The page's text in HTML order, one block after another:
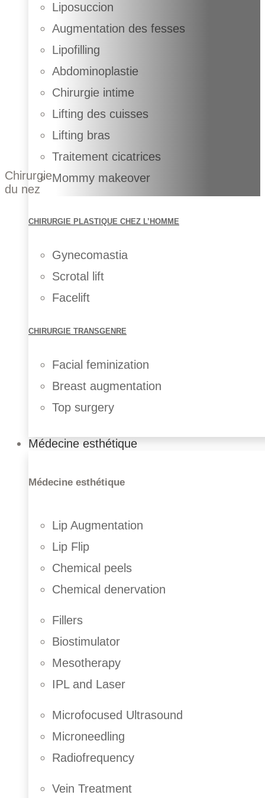
Liposuccion
Augmentation des fesses
Lipofilling
Abdominoplastie
Chirurgie intime
Lifting des cuisses
Lifting bras
Traitement cicatrices
Mommy makeover
CHIRURGIE PLASTIQUE CHEZ L’HOMME
Gynecomastia
Scrotal lift
Facelift
CHIRURGIE TRANSGENRE
Facial feminization
Breast augmentation
Top surgery
Médecine esthétique
Médecine esthétique
Lip Augmentation
Lip Flip
Chemical peels
Chemical denervation
Fillers
Biostimulator
Mesotherapy
IPL and Laser
Microfocused Ultrasound
Microneedling
Radiofrequency
Vein Treatment
Chirurgie
du nez